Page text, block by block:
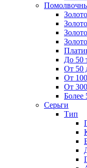
До 50
От 50
От
От
Более
Серьги
Тип